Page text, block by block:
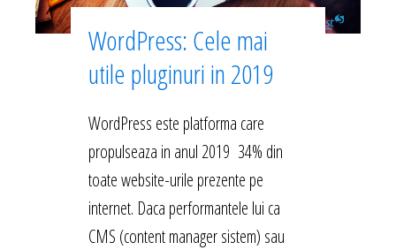
WordPress: Cele mai
utile pluginuri in 2019
WordPress este platforma care
propulseaza in anul 2019 34% din
toate website-urile prezente pe
internet. Daca performantele lui ca
CMS (content manager sistem) sau